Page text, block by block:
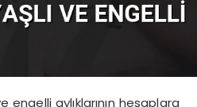
engelli aylıklarının hesaplara